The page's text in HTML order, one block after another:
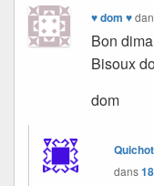
♥ dom ♥
Bon
Bisoux
dom
dans